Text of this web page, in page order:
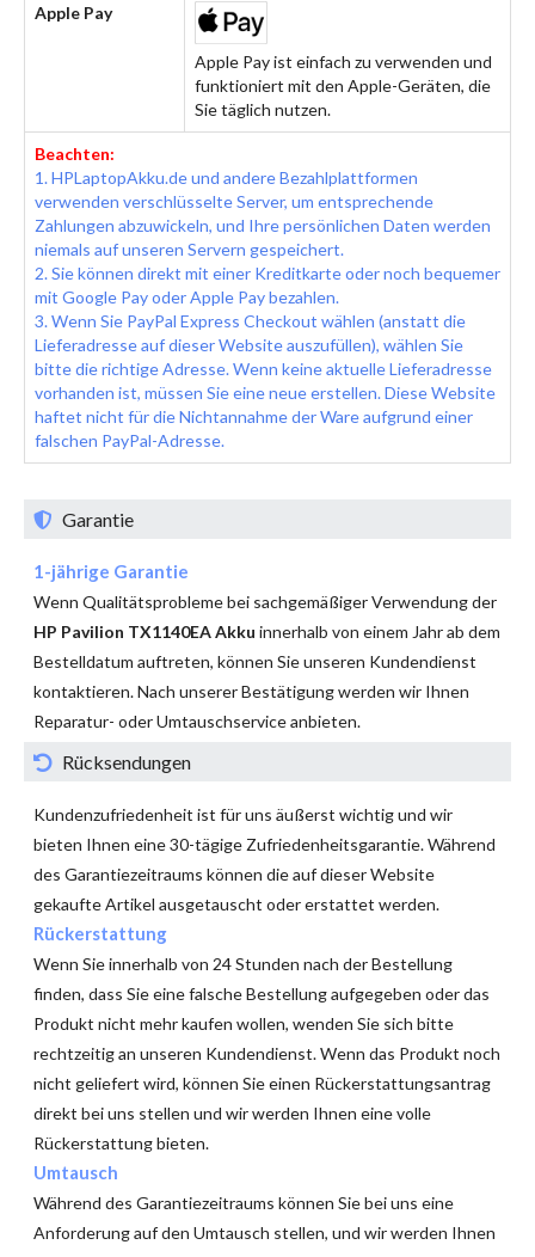
Apple Pay
Apple Pay ist einfach zu verwenden und
funktioniert mit den Apple-Geräten, die
Sie täglich nutzen.
Beachten:
1. HPLaptopAkku.de und andere Bezahlplattformen
verwenden verschlüsselte Server, um entsprechende
Zahlungen abzuwickeln, und Ihre persönlichen Daten werden
niemals auf unseren Servern gespeichert.
2. Sie können direkt mit einer Kreditkarte oder noch bequemer
mit Google Pay oder Apple Pay bezahlen.
3. Wenn Sie PayPal Express Checkout wählen (anstatt die
Lieferadresse auf dieser Website auszufüllen), wählen Sie
bitte die richtige Adresse. Wenn keine aktuelle Lieferadresse
vorhanden ist, müssen Sie eine neue erstellen. Diese Website
haftet nicht für die Nichtannahme der Ware aufgrund einer
falschen PayPal-Adresse.
Garantie
1-jährige Garantie
Wenn Qualitätsprobleme bei sachgemäßiger Verwendung der
HP Pavilion TX1140EA Akku innerhalb von einem Jahr ab dem
Bestelldatum auftreten, können Sie unseren Kundendienst
kontaktieren. Nach unserer Bestätigung werden wir Ihnen
Reparatur- oder Umtauschservice anbieten.
Rücksendungen
Kundenzufriedenheit ist für uns äußerst wichtig und wir
bieten Ihnen eine 30-tägige Zufriedenheitsgarantie. Während
des Garantiezeitraums können die auf dieser Website
gekaufte Artikel ausgetauscht oder erstattet werden.
Rückerstattung
Wenn Sie innerhalb von 24 Stunden nach der Bestellung
finden, dass Sie eine falsche Bestellung aufgegeben oder das
Produkt nicht mehr kaufen wollen, wenden Sie sich bitte
rechtzeitig an unseren Kundendienst. Wenn das Produkt noch
nicht geliefert wird, können Sie einen Rückerstattungsantrag
direkt bei uns stellen und wir werden Ihnen eine volle
Rückerstattung bieten.
Umtausch
Während des Garantiezeitraums können Sie bei uns eine
Anforderung auf den Umtausch stellen, und wir werden Ihnen